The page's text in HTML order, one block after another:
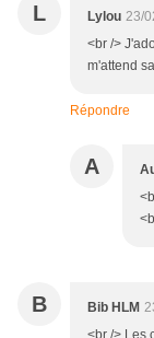
L Lylou 23/
<br />
m'attend
Répondre
A
B Bib HLM
<br /> Les